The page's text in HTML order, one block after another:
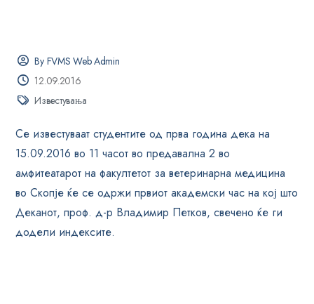
By FVMS Web Admin
12.09.2016
Известувања
Се известуваат студентите од прва година дека на
15.09.2016 во 11 часот во предавална 2 во
амфитеатарот на факултетот за ветеринарна медицина
во Скопје ќе се одржи првиот академски час на кој што
Деканот, проф. д-р Владимир Петков, свечено ќе ги
додели индексите.